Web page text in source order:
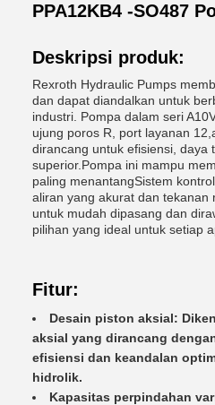
PPA12KB4 -SO487
Deskripsi produk:
Rexroth Hydraulic Pumps
dan dapat diandalkan untuk
industri. Pompa dalam seri
ujung poros R, port layanan
dirancang untuk efisiensi, daya
superior.Pompa ini mampu
paling menantangSistem
aliran yang akurat dan tekanan
untuk mudah dipasang dan
pilihan yang ideal untuk setiap
Fitur:
Desain piston aksial:
aksial yang dirancang
efisiensi dan keandalan
hidrolik.
Kapasitas perpindahan